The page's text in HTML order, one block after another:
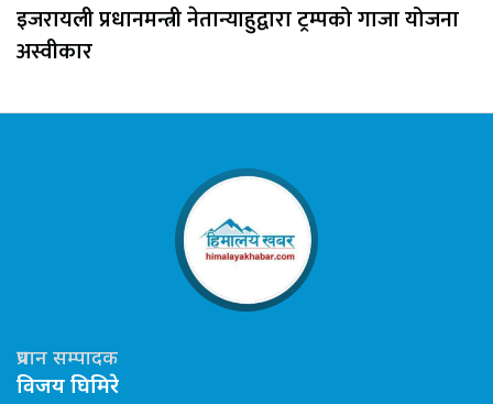
इजरायली प्रधानमन्त्री नेतान्याहुद्वारा ट्रम्पको गाजा योजना
अस्वीकार
प्रधान सम्पादक
विजय घिमिरे